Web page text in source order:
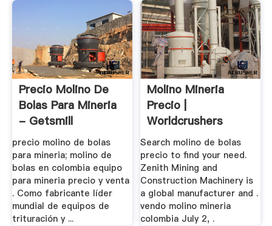
Precio Molino De
Bolas Para Mineria
- Getsmill
precio molino de bolas
para mineria; molino de
bolas en colombia equipo
para mineria precio y venta
. Como fabricante líder
mundial de equipos de
trituración y ...
Molino Mineria
Precio |
Worldcrushers
Search molino de bolas
precio to find your need.
Zenith Mining and
Construction Machinery is
a global manufacturer and .
vendo molino mineria
colombia July 2, .